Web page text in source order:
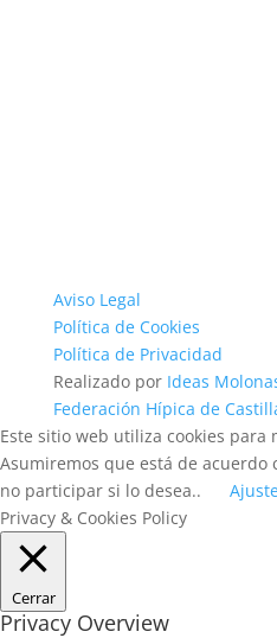
Aviso Legal
Política de Cookies
Política de Privacidad
Realizado por Ideas
Federación Hípica de
Este sitio web utiliza cookies para
Asumiremos que está de
no participar si lo desea..
Privacy & Cookies Policy
Cerrar
Privacy Overview